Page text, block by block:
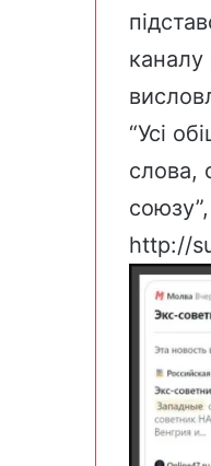
каналу
“Усі
слова,
http://